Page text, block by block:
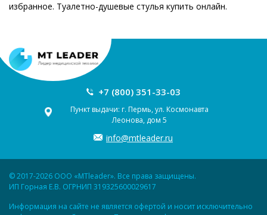
избранное. Туалетно-душевые стулья купить онлайн.
+7 (800) 351-33-03
Пункт выдачи: г. Пермь, ул. Космонавта
Леонова, дом 5
info@mtleader.ru
© 2017-2026 ООО «MTleader». Все права защищены.
ИП Горная Е.В. ОГРНИП 319325600029617
Информация на сайте не является офертой и носит исключительно